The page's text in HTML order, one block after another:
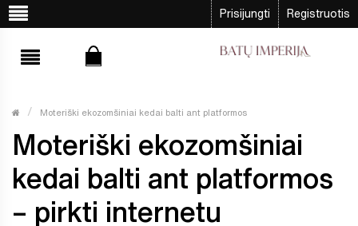
Prisijungti Registruotis
Moteriški ekozomšiniai kedai balti ant platformos
Moteriški ekozomšiniai
kedai balti ant platformos
– pirkti internetu